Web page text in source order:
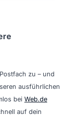
zu – und
ausführlichen
bei Web.de
auf dein